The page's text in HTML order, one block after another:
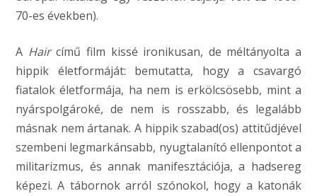
70-es években).
A Haircímű film kissé ironikusan, de méltányolta a
hippik életformáját: bemutatta, hogy a csavargó
fiatalok életformája, ha nem is erkölcsösebb, mint a
nyárspolgároké, de nem is rosszabb, és legalább
másnak nem ártanak. A hippik szabad(os) attitűdjével
szembeni legmarkánsabb, nyugtalanító ellenpontot a
militarizmus, és annak manifesztációja, a hadsereg
képezi. A tábornok arról szónokol, hogy a katonák